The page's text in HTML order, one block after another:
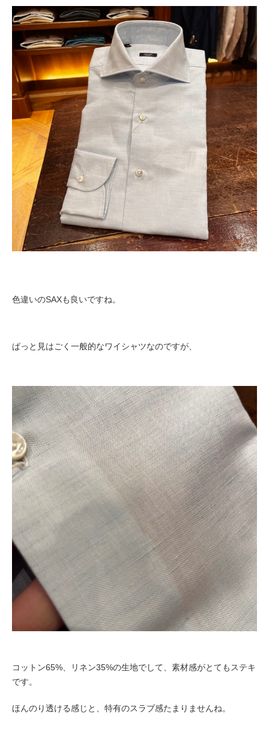
色違いのSAXも良いですね。
ぱっと見はごく一般的なワイシャツなのですが、
コットン65%、リネン35%の生地でして、素材感がとてもステキ
です。
ほんのり透ける感じと、特有のスラブ感たまりませんね。